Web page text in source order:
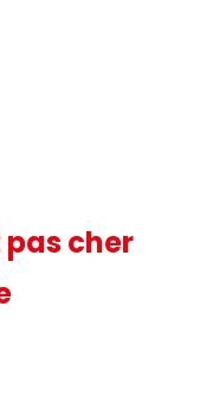
cher